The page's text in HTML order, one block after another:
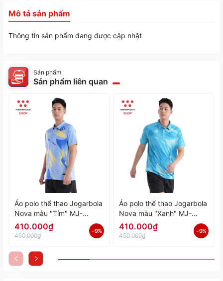
Mô tả sản phẩm
Thông tin sản phẩm đang được cập nhật
Sản phẩm
Sản phẩm liên quan
Áo polo thể thao Jogarbola
Nova màu "Tím" MJ-
A4197-04 - Hàng Chính
Hãng
410.000₫
450.000₫
- 9%
Áo polo thể thao Jogarbola
Nova màu "Xanh" MJ-
A4197-03 - Hàng Chính
Hãng
410.000₫
450.000₫
- 9%